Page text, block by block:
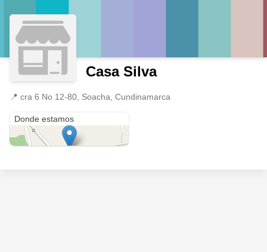
Casa Silva
📍 cra 6 No 12-80, Soacha, Cundinamarca
Donde estamos